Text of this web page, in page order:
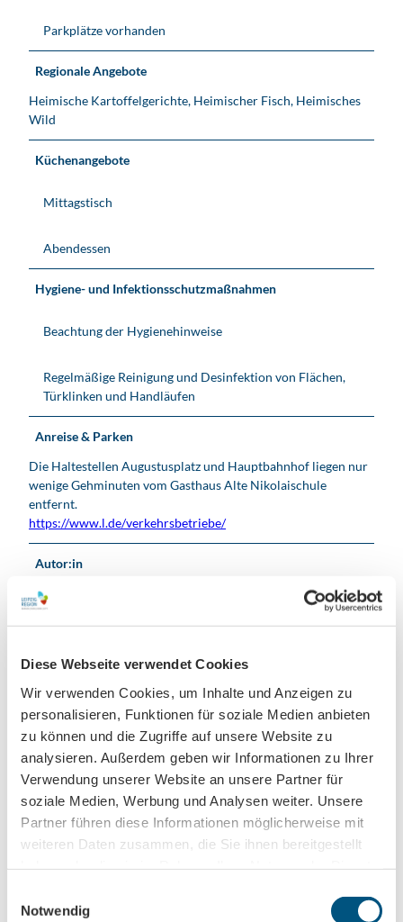
Diese Webseite verwendet Cookies
Wir verwenden Cookies, um Inhalte und Anzeigen zu
personalisieren, Funktionen für soziale Medien anbieten
zu können und die Zugriffe auf unsere Website zu
analysieren. Außerdem geben wir Informationen zu Ihrer
Verwendung unserer Website an unsere Partner für
soziale Medien, Werbung und Analysen weiter. Unsere
Partner führen diese Informationen möglicherweise mit
weiteren Daten zusammen, die Sie ihnen bereitgestellt
Notwendig
Parkplätze vorhanden
Regionale Angebote
Heimische Kartoffelgerichte, Heimischer Fisch, Heimisches
Wild
Küchenangebote
Mittagstisch
Abendessen
Hygiene- und Infektionsschutzmaßnahmen
Beachtung der Hygienehinweise
Regelmäßige Reinigung und Desinfektion von Flächen,
Türklinken und Handläufen
Anreise & Parken
Die Haltestellen Augustusplatz und Hauptbahnhof liegen nur
wenige Gehminuten vom Gasthaus Alte Nikolaischule
entfernt.
https://www.l.de/verkehrsbetriebe/
Autor:in
Leipzig Tourismus und Marketing GmbH
Leipzig Tourismus und Marketing GmbH
Leipzig Tourismus und Marketing GmbH